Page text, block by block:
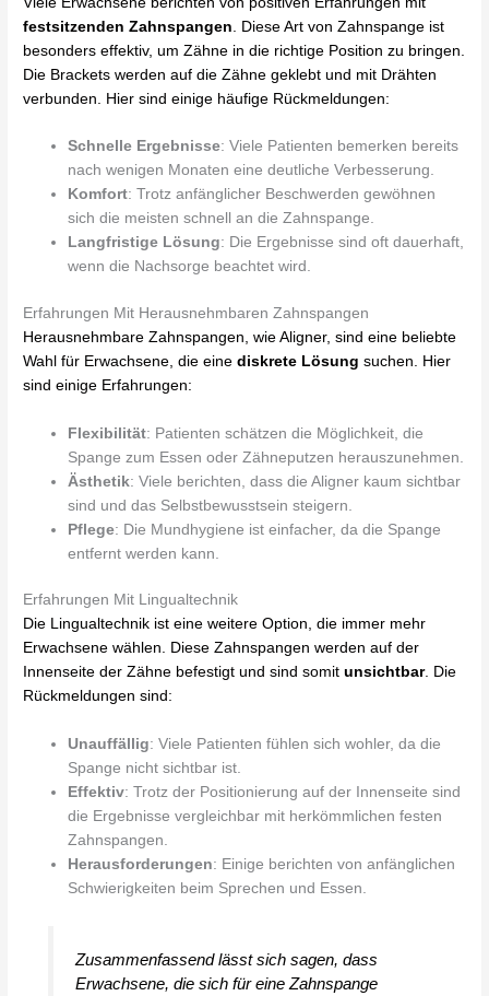
festsitzenden Zahnspangen . Diese Art von Zahnspange ist
besonders effektiv, um Zähne in die richtige Position zu bringen.
Die Brackets werden auf die Zähne geklebt und mit Drähten
verbunden. Hier sind einige häufige Rückmeldungen:
Schnelle Ergebnisse: Viele Patienten bemerken bereits
nach wenigen Monaten eine deutliche Verbesserung.
Komfort: Trotz anfänglicher Beschwerden gewöhnen
sich die meisten schnell an die Zahnspange.
Langfristige Lösung: Die Ergebnisse sind oft dauerhaft,
wenn die Nachsorge beachtet wird.
Erfahrungen Mit Herausnehmbaren Zahnspangen
Herausnehmbare Zahnspangen, wie Aligner, sind eine beliebte
Wahl für Erwachsene, die einediskrete Lösung suchen. Hier
sind einige Erfahrungen:
Flexibilität: Patienten schätzen die Möglichkeit, die
Spange zum Essen oder Zähneputzen herauszunehmen.
Ästhetik: Viele berichten, dass die Aligner kaum sichtbar
sind und das Selbstbewusstsein steigern.
Pflege: Die Mundhygiene ist einfacher, da die Spange
entfernt werden kann.
Erfahrungen Mit Lingualtechnik
Die Lingualtechnik ist eine weitere Option, die immer mehr
Erwachsene wählen. Diese Zahnspangen werden auf der
Innenseite der Zähne befestigt und sind somitunsichtbar. Die
Rückmeldungen sind:
Unauffällig: Viele Patienten fühlen sich wohler, da die
Spange nicht sichtbar ist.
Effektiv: Trotz der Positionierung auf der Innenseite sind
die Ergebnisse vergleichbar mit herkömmlichen festen
Zahnspangen.
Herausforderungen: Einige berichten von anfänglichen
Schwierigkeiten beim Sprechen und Essen.
Zusammenfassend lässt sich sagen, dass
Erwachsene, die sich für eine Zahnspange